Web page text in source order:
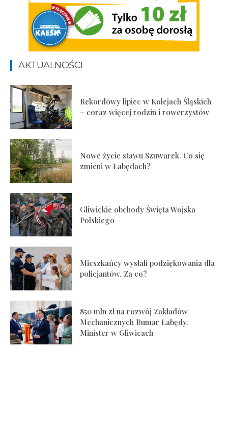
AKTUALNOŚCI
Rekordowy lipiec w Kolejach Śląskich
– coraz więcej rodzin i rowerzystów
Nowe życie stawu Szuwarek. Co się
zmieni w Łabędach?
Gliwickie obchody Święta Wojska
Polskiego
Mieszkańcy wysłali podziękowania dla
policjantów. Za co?
850 mln zł na rozwój Zakładów
Mechanicznych Bumar Łabędy.
Minister w Gliwicach